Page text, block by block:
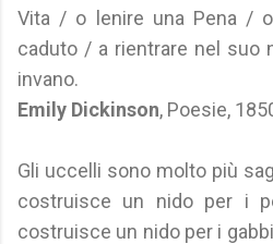
Vita / o lenire una Pena /
caduto / a rientrare nel suo
invano.
Emily Dickinson, Poesie,
Gli uccelli sono molto più
costruisce un nido per i
costruisce un nido per i